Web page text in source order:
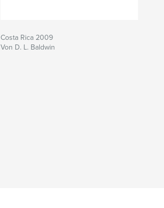
Costa Rica 2009
Von D. L. Baldwin